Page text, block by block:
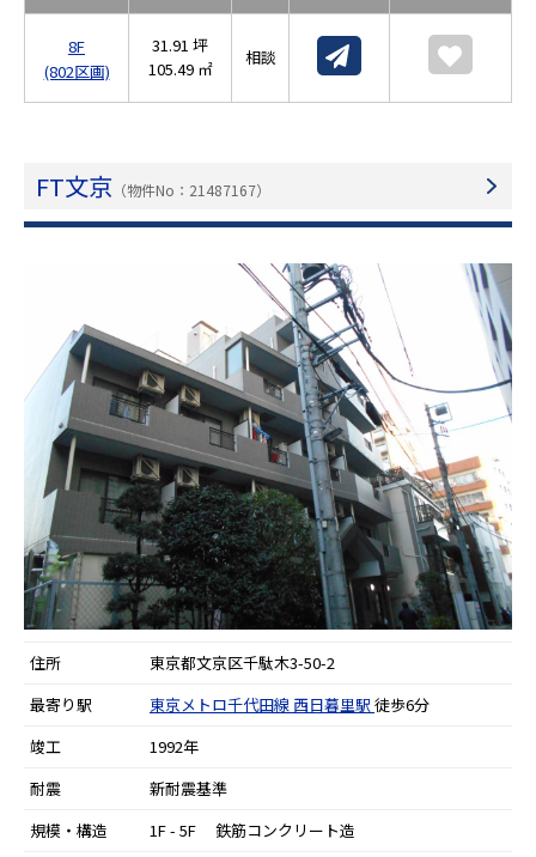
8F
(802区画)
31.91 坪
105.49 ㎡
相談
FT文京 （物件No：21487167）
住所
東京都文京区千駄木3-50-2
最寄り駅
東京メトロ千代田線 西日暮里駅 徒歩6分
竣工
1992年
耐震
新耐震基準
規模・構造
1F - 5F 鉄筋コンクリート造